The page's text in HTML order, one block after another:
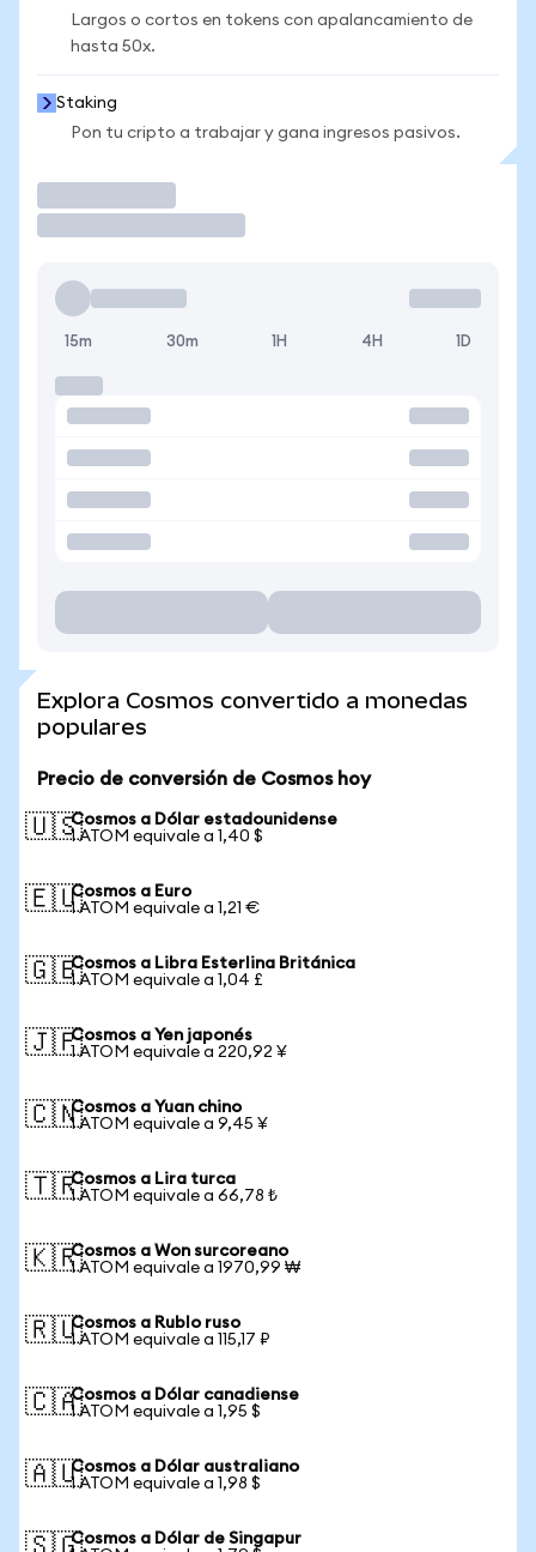
Largos o cortos en tokens con apalancamiento de
hasta 50x.
Staking
Pon tu cripto a trabajar y gana ingresos pasivos.
15m 30m 1H 4H 1D
Explora Cosmos convertido a monedas
populares
Precio de conversión de Cosmos hoy
🇺🇸Cosmos a Dólar estadounidense
1 ATOM equivale a 1,40 $
🇪🇺Cosmos a Euro
1 ATOM equivale a 1,21 €
🇬🇧Cosmos a Libra Esterlina Británica
1 ATOM equivale a 1,04 £
🇯🇵Cosmos a Yen japonés
1 ATOM equivale a 220,92 ¥
🇨🇳Cosmos a Yuan chino
1 ATOM equivale a 9,45 ¥
🇹🇷Cosmos a Lira turca
1 ATOM equivale a 66,78 ₺
🇰🇷Cosmos a Won surcoreano
1 ATOM equivale a 1970,99 ₩
🇷🇺Cosmos a Rublo ruso
1 ATOM equivale a 115,17 ₽
🇨🇦Cosmos a Dólar canadiense
1 ATOM equivale a 1,95 $
🇦🇺Cosmos a Dólar australiano
1 ATOM equivale a 1,98 $
Cosmos a Dólar de Singapur